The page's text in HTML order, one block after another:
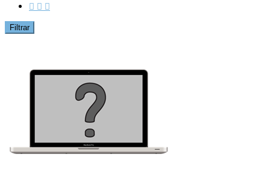
  
Filtrar